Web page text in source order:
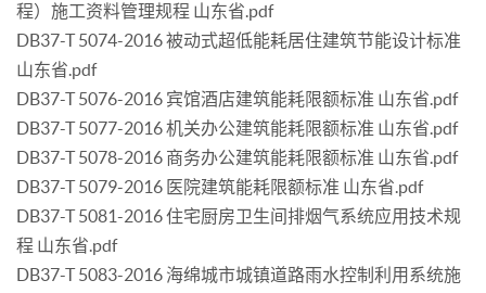
程）施工资料管理规程 山东省.pdf
DB37-T 5074-2016 被动式超低能耗居住建筑节能设计标准
山东省.pdf
DB37-T 5076-2016 宾馆酒店建筑能耗限额标准 山东省.pdf
DB37-T 5077-2016 机关办公建筑能耗限额标准 山东省.pdf
DB37-T 5078-2016 商务办公建筑能耗限额标准 山东省.pdf
DB37-T 5079-2016 医院建筑能耗限额标准 山东省.pdf
DB37-T 5081-2016 住宅厨房卫生间排烟气系统应用技术规
程 山东省.pdf
DB37-T 5083-2016 海绵城市城镇道路雨水控制利用系统施